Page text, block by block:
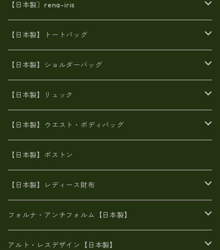
【日本製〕rena-iris
エナメル（パテント）レザー
牛革製品トート・ショルダー
牛革製品リュック
【日本製】トートバッグ
火山灰染めバッグ
8号帆布
豊岡製
ヌメ革バッグ
Ａ3サイズ
オイルレザー
エナメル
がま口
リネン
メタリック
スエード
【日本製】ショルダーバッグ
漂流ロープバッグ
6号蝋引き帆布
火山灰染めバッグ
8号帆布
財布ポシェット
牛革
メタリック
オイルレザー
６号蝋引き帆布
豊岡製品
エナメルクロコ
【日本製】リュック
帆布
豊岡
豊岡製
牛革
日本製
【日本製】ウエスト・ボディバッグ
帆布
【日本製】ボストン
【日本製】レディース財布
二つ折り財布
がま口財布
長財布
フォルナ・アンチフォルム【日本製】
BAG
アルト・レスデザイン【日本製】